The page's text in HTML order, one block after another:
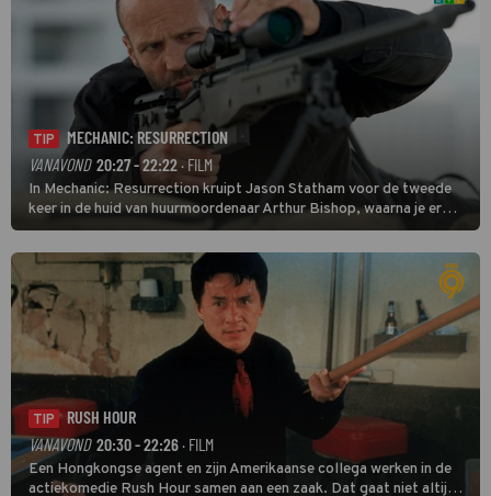
TIP
MECHANIC: RESURRECTION
VANAVOND 20:27 - 22:22· FILM
In Mechanic: Resurrection kruipt Jason Statham voor de tweede
keer in de huid van huurmoordenaar Arthur Bishop, waarna je er
donder op kunt zeggen dat er van Bishops geplande pensioen niet
veel terechtkomt.
TIP
RUSH HOUR
VANAVOND 20:30 - 22:26 · FILM
Een Hongkongse agent en zijn Amerikaanse collega werken in de
actiekomedie Rush Hour samen aan een zaak. Dat gaat niet altijd